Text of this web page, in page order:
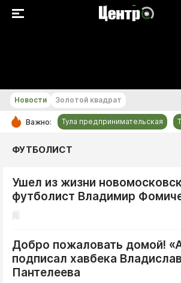
РУБРИКИ
Культура
Происшествия
Тульский бренд
Тула предпринимательская
ДоброЦентр
Новости Золотой квадрат
Важно: Тула предпринимательская
ФУТБОЛИСТ
Ушел из жизни
футболист Владимир
Добро пожаловать домой!
подписал хавбека
Пантелеева